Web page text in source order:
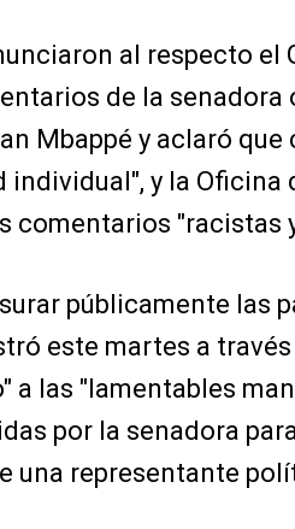
al respecto el
de la
Mbappé y aclaró que
y la Oficina
comentarios "racistas
públicamente las
este martes a
a las "lamentables
por la senadora
una representante